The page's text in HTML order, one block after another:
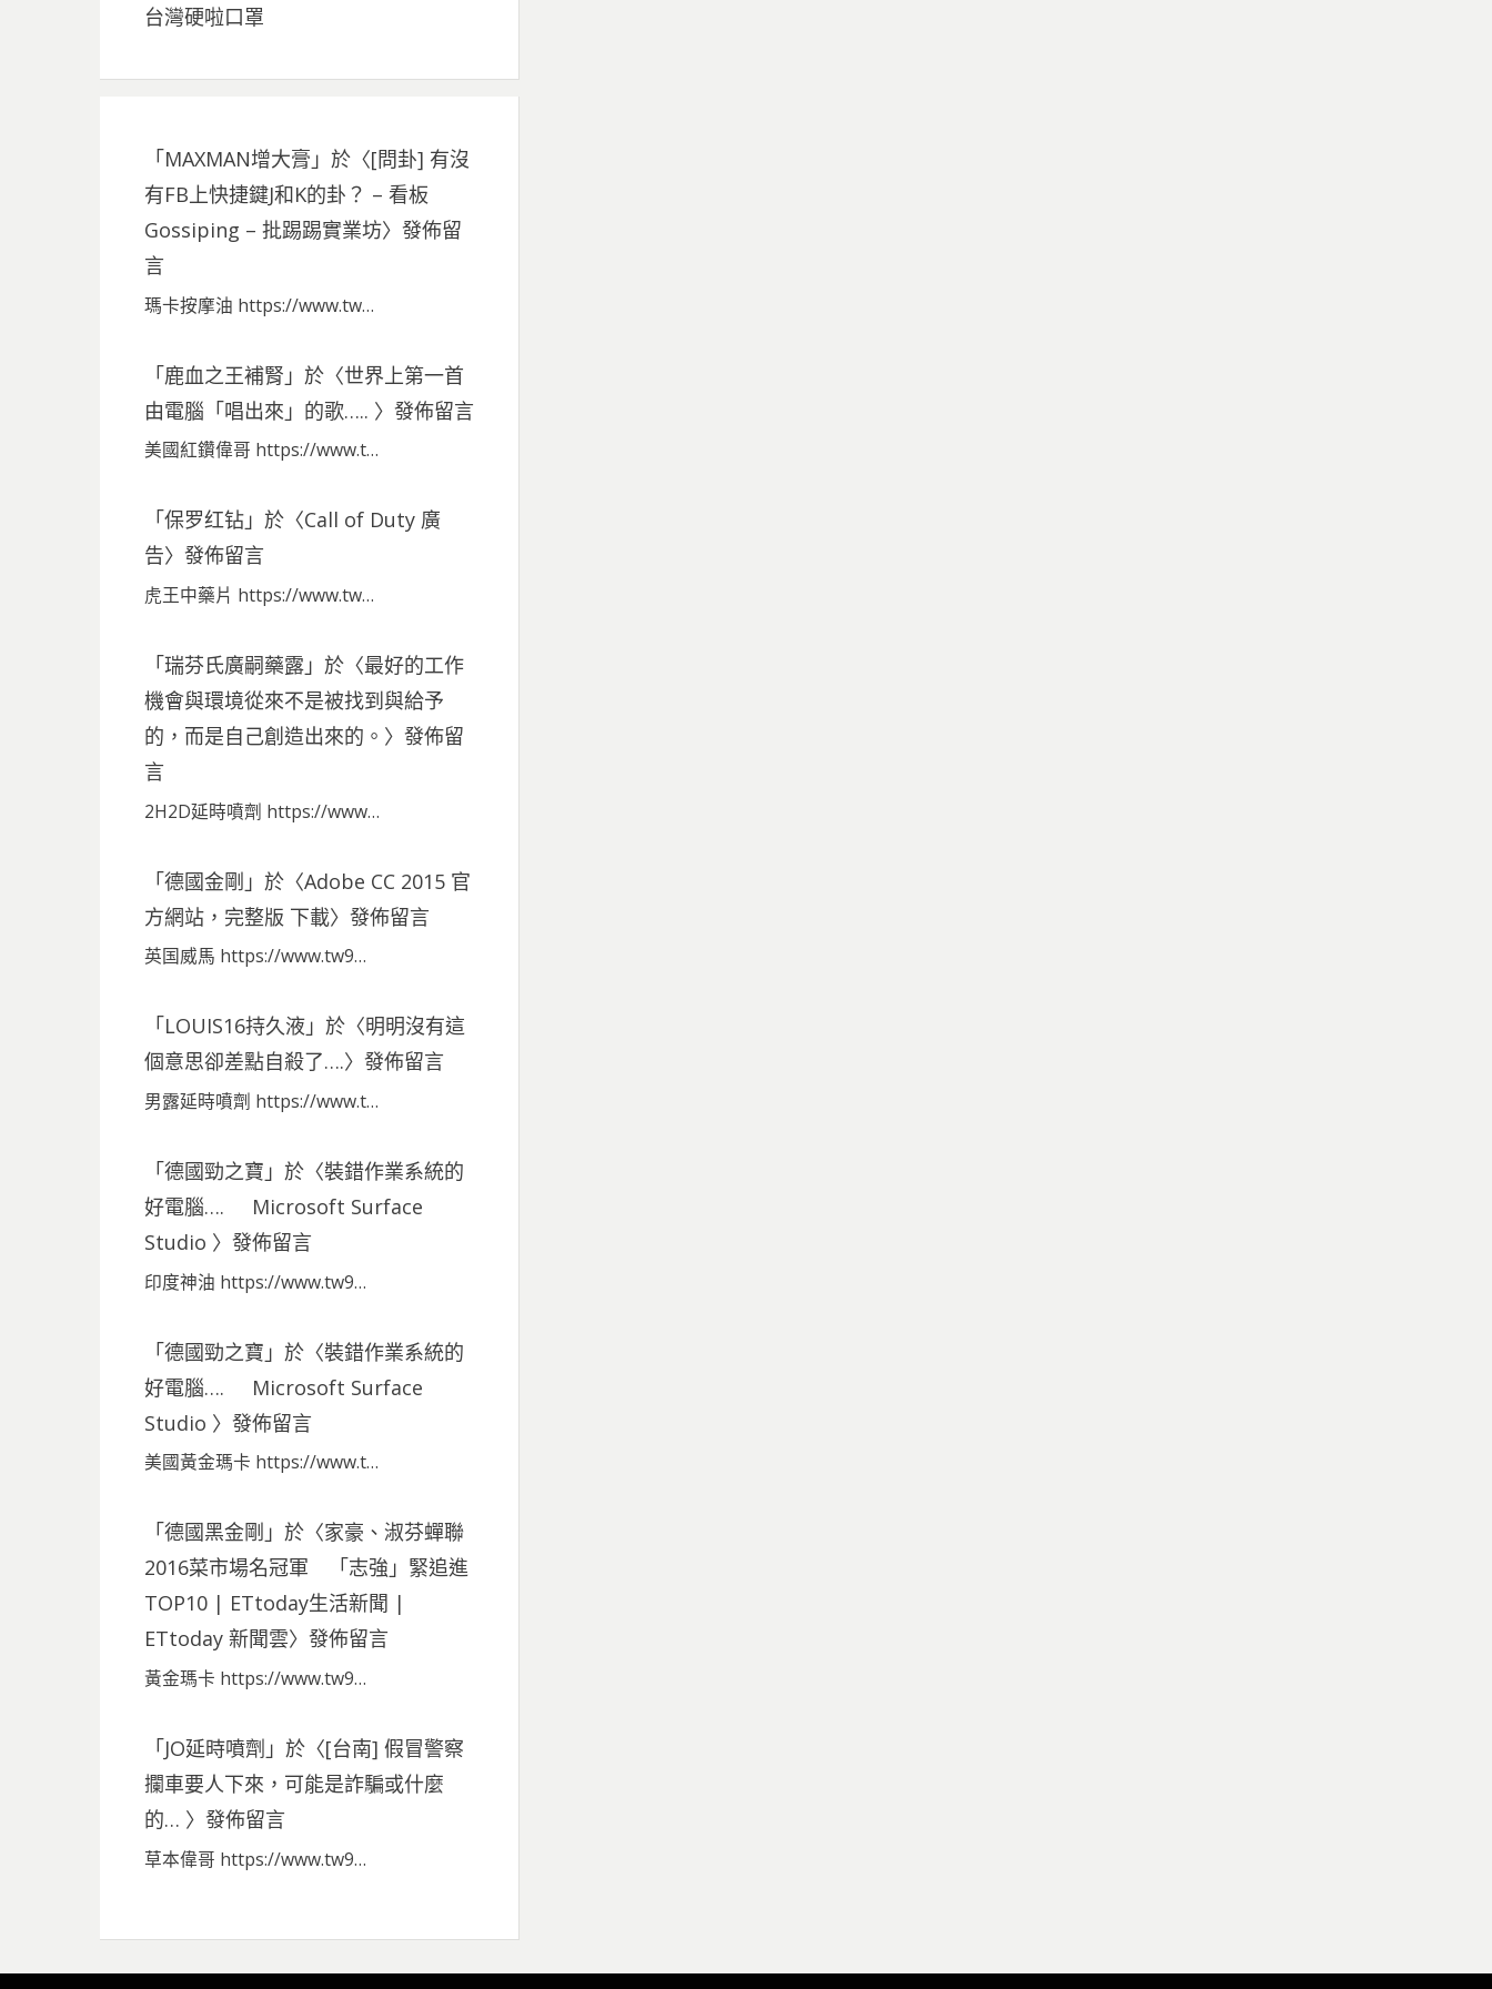
台灣硬啦口罩
「MAXMAN增大膏 」於〈[問卦] 有沒
有FB上快捷鍵J和K的卦？ – 看板
Gossiping – 批踢踢實業坊〉發佈留
言
瑪卡按摩油 https://www.tw…
「鹿血之王補腎 」於〈世界上第一首
由電腦「唱出來」的歌….. 〉發佈留言
美國紅鑽偉哥 https://www.t…
「保罗红钻」於〈Call of Duty 廣
告〉發佈留言
虎王中藥片 https://www.tw…
「瑞芬氏廣嗣藥露」於〈最好的工作
機會與環境從來不是被找到與給予
的，而是自己創造出來的。 〉發佈留
言
2H2D延時噴劑 https://www…
「德國金剛 」於〈Adobe CC 2015 官
方網站，完整版 下載〉發佈留言
英国威馬 https://www.tw9…
「LOUIS16持久液」於〈明明沒有這
個意思卻差點自殺了….〉發佈留言
男露延時噴劑 https://www.t…
「德國勁之寶 」於〈裝錯作業系統的
好電腦…. Microsoft Surface
Studio 〉發佈留言
印度神油 https://www.tw9…
「德國勁之寶 」於〈裝錯作業系統的
好電腦…. Microsoft Surface
Studio 〉發佈留言
美國黃金瑪卡 https://www.t…
「德國黑金剛 」於〈家豪、淑芬蟬聯
2016菜市場名冠軍 「志強」緊追進
TOP10 | ETtoday生活新聞 |
ETtoday 新聞雲〉發佈留言
黃金瑪卡 https://www.tw9…
「JO延時噴劑 」於〈[台南] 假冒警察
攔車要人下來，可能是詐騙或什麼
的… 〉發佈留言
草本偉哥 https://www.tw9…